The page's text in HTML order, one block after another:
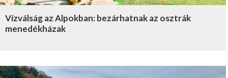
Vízválság az Alpokban: bezárhatnak az osztrák
menedékházak